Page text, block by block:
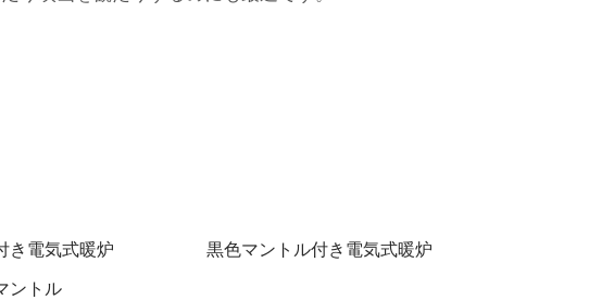
き電気式暖炉
黒色マントル付き電気式暖炉
ントル